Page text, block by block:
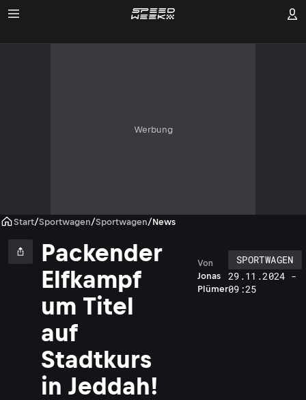
Werbung
Start/Sportwagen/Sportwagen/News
Packender
Elfkampf
um Titel
auf
Stadtkurs
in Jeddah!
Jonas
Plümer
Von
SPORTWAGEN
29.11.2024 -
09:25